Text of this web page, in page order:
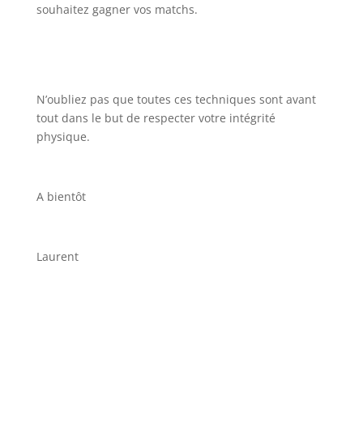
souhaitez gagner vos matchs.
N’oubliez pas que toutes ces techniques sont avant
tout dans le but de respecter votre intégrité
physique.
A bientôt
Laurent